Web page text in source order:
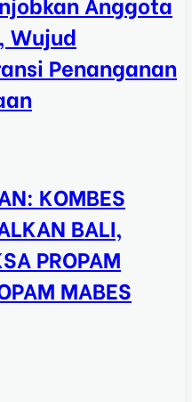
Wujud
Penanganan
KOMBES
BALI,
PROPAM
MABES